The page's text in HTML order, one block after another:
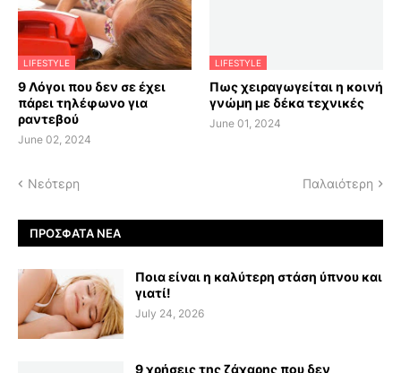
LIFESTYLE
9 Λόγοι που δεν σε έχει
πάρει τηλέφωνο για
ραντεβού
June 02, 2024
LIFESTYLE
Πως χειραγωγείται η κοινή
γνώμη με δέκα τεχνικές
June 01, 2024
Νεότερη Παλαιότερη
ΠΡΌΣΦΑΤΑ ΝΈΑ
Ποια είναι η καλύτερη στάση ύπνου και
γιατί!
July 24, 2026
9 χρήσεις της ζάχαρης που δεν